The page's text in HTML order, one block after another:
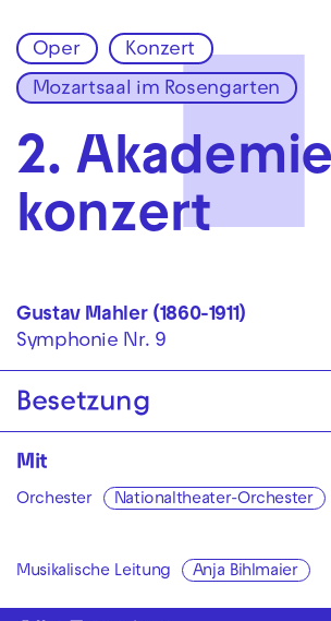
Zur Hauptnavigation springen
Zum Hauptinhalt springen Zum
Oper Konzert
Mozartsaal im Rosengarten
2.
konzert
Gustav Mahler (1860-1911)
Symphonie Nr. 9
Besetzung
Mit
Orchester Nationaltheater-Orchester
Musikalische Leitung Anja Bihlmaier